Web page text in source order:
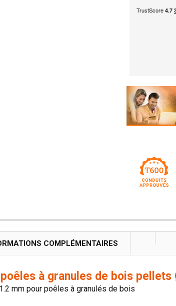
COMPLÉMENTAIRES
à granules de bois
mm pour poêles à granulés de bois